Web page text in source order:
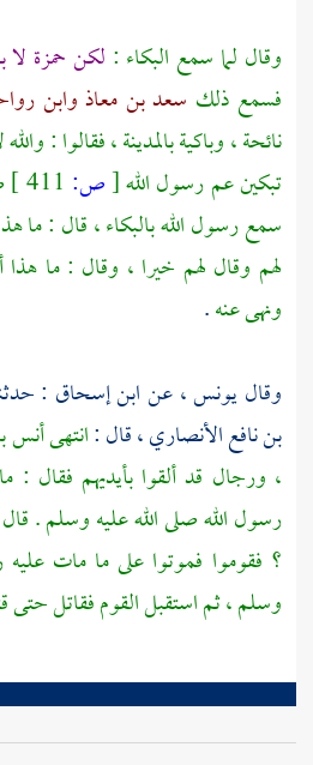
وقال لما سمع البكاء : لكنحمزة
فسمع ذلك سعد بن معاذوابن
نائحة ، وباكيةبالمدينة ،فقالوا :
تبكين عم رسول الله[ص:
سمع رسول الله بالبكاء ، قال : ما
لهم وقال لهم خيرا ، وقال : ما
ونهى عنه.
وقاليونس ،عنابن إسحاق :
بن نافع الأنصاري ،قال :انتهىأنس
، ورجال قد ألقوا بأيديهم فقال :
رسول الله صلى الله عليه وسلم . قال
؟ فقوموا فموتوا على ما مات عليه
وسلم ، ثم استقبل القوم فقاتل حتى